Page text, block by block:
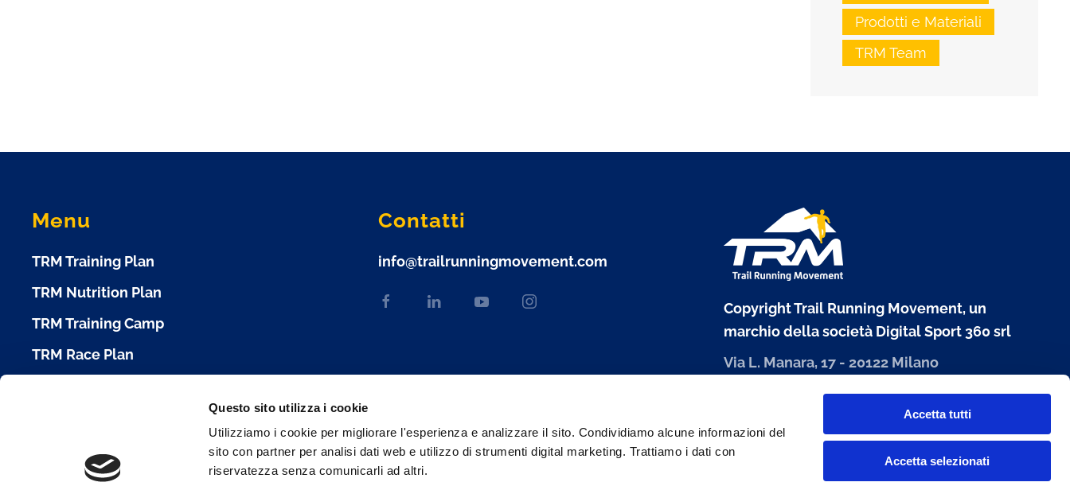
Questo sito utilizza i cookie
Utilizziamo i cookie per migliorare l'esperienza e analizzare il sito. Condividiamo alcune informazioni del
sito con partner per analisi dati web e utilizzo di strumenti digital marketing. Trattiamo i dati con
riservatezza senza comunicarli ad altri.
Accetta tutti
Accetta selezionati
Prodotti e Materiali
TRM Team
Menu
TRM Training Plan
TRM Nutrition Plan
TRM Training Camp
TRM Race Plan
Condizioni d'Uso
Contatti
info@trailrunningmovement.com
Copyright Trail Running Movement, un
marchio della società Digital Sport 360 srl
Via L. Manara, 17 - 20122 Milano
P. IVA 10303680960
www.digitalsport360.com